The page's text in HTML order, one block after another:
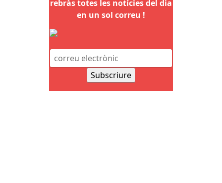
rebràs totes les notícies del dia
en un sol correu !